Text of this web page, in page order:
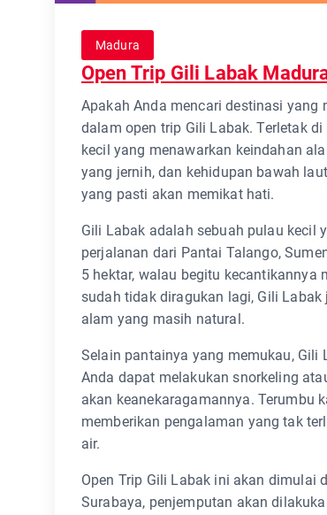
Madura
Open Trip Gili Labak
Apakah Anda mencari destinasi yang
dalam open trip Gili Labak. Terletak
kecil yang menawarkan keindahan
yang jernih, dan kehidupan bawah
yang pasti akan memikat hati.
Gili Labak adalah sebuah pulau kecil
perjalanan dari Pantai Talango,
5 hektar, walau begitu kecantikannya
sudah tidak diragukan lagi, Gili
alam yang masih natural.
Selain pantainya yang memukau, Gili
Anda dapat melakukan snorkeling
akan keanekaragamannya. Terumbu
memberikan pengalaman yang tak
air.
Open Trip Gili Labak ini akan dimulai
Surabaya, penjemputan akan